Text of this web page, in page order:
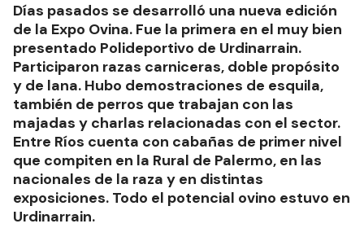
Días pasados se desarrolló una nueva edición
de la Expo Ovina. Fue la primera en el muy bien
presentado Polideportivo de Urdinarrain.
Participaron razas carniceras, doble propósito
y de lana. Hubo demostraciones de esquila,
también de perros que trabajan con las
majadas y charlas relacionadas con el sector.
Entre Ríos cuenta con cabañas de primer nivel
que compiten en la Rural de Palermo, en las
nacionales de la raza y en distintas
exposiciones. Todo el potencial ovino estuvo en
Urdinarrain.